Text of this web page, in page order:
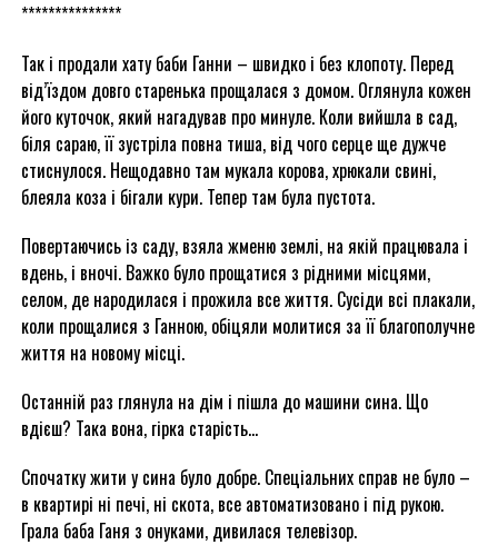
***************
Так і продали хату баби Ганни – швидко і без клопоту. Перед
від’їздом довго старенька прощалася з домом. Оглянула кожен
його куточок, який нагадував про минуле. Коли вийшла в сад,
біля сараю, її зустріла повна тиша, від чого серце ще дужче
стиснулося. Нещодавно там мукала корова, хрюкали свині,
блеяла коза і бігали кури. Тепер там була пустота.
Повертаючись із саду, взяла жменю землі, на якій працювала і
вдень, і вночі. Важко було прощатися з рідними місцями,
селом, де народилася і прожила все життя. Сусіди всі плакали,
коли прощалися з Ганною, обіцяли молитися за її благополучне
життя на новому місці.
Останній раз глянула на дім і пішла до машини сина. Що
вдієш? Така вона, гірка старість…
Спочатку жити у сина було добре. Спеціальних справ не було –
в квартирі ні печі, ні скота, все автоматизовано і під рукою.
Грала баба Ганя з онуками, дивилася телевізор.